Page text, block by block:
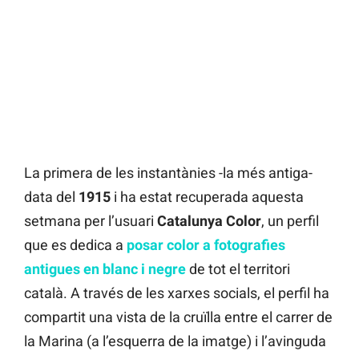
La primera de les instantànies -la més antiga-
data del 1915 i ha estat recuperada aquesta
setmana per l’usuari Catalunya Color, un perfil
que es dedica a posar color a fotografies
antigues en blanc i negrede tot el territori
català. A través de les xarxes socials, el perfil ha
compartit una vista de la cruïlla entre el carrer de
la Marina (a l’esquerra de la imatge) i l’avinguda